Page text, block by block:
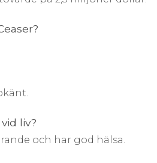
liv?
och har god hälsa.